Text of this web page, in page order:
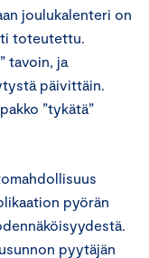
joulukalenteri on
toteutettu.
tavoin, ja
päivittäin.
”tykätä”
pyörän
pyytäjän